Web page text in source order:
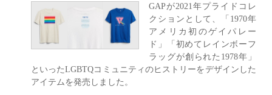
GAPが2021年プライドコレ
クションとして、「1970年
アメリカ初のゲイパレー
ド」「初めてレインボーフ
ラッグが創られた1978年」
といったLGBTQコミュニティのヒストリーをデザインした
アイテムを発売しました。